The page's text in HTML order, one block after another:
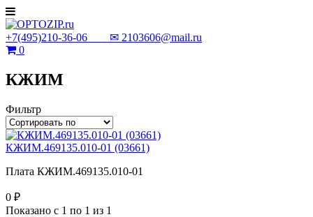
+7(495)210-36-06 ✉ 2103606@mail.ru
0
КЖИМ
Фильтр
КЖИМ.469135.010-01 (03661)
Плата КЖИМ.469135.010-01
0 ₽
Показано с 1 по 1 из 1